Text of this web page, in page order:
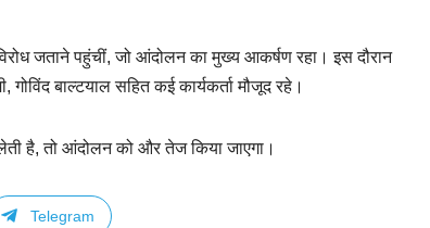
जताने पहुंचीं, जो आंदोलन का मुख्य आकर्षण रहा। इस दौरान
गोविंद बाल्टयाल सहित कई कार्यकर्ता मौजूद रहे।
है, तो आंदोलन को और तेज किया जाएगा।
Telegram